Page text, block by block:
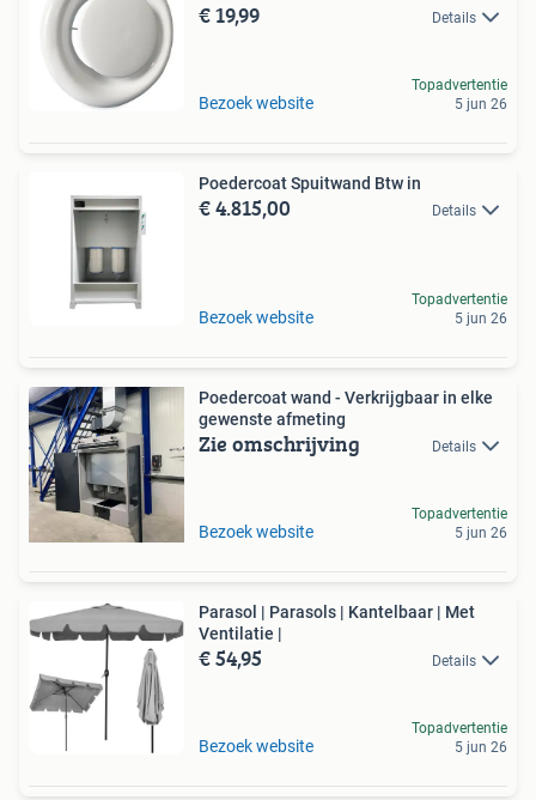
€ 19,99 Details
Bezoek website
Topadvertentie
5 jun 26
Poedercoat Spuitwand Btw in
€ 4.815,00 Details
Bezoek website
Topadvertentie
5 jun 26
Poedercoat wand - Verkrijgbaar in elke
gewenste afmeting
Zie omschrijving Details
Bezoek website
Topadvertentie
5 jun 26
Parasol | Parasols | Kantelbaar | Met
Ventilatie |
€ 54,95 Details
Bezoek website
Topadvertentie
5 jun 26